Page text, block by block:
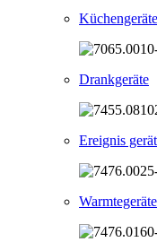
Küchengeräte
Drankgeräte
Ereignis gerät
Warmtegeräte